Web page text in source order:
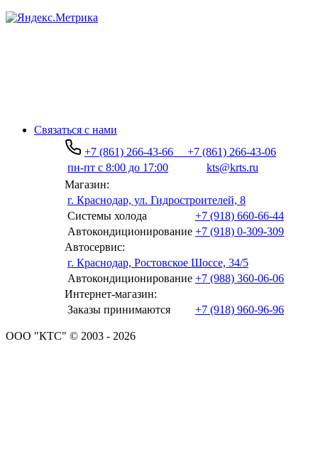
Связаться с нами
+7 (861) 266-43-66
+7 (861) 266-43-06
пн-пт с 8:00 до 17:00
kts@krts.ru
Магазин:
г. Краснодар, ул. Гидростроителей, 8
Системы холода
+7 (918) 660-66-44
Автокондиционирование +7 (918) 0-309-309
Автосервис:
г. Краснодар, Ростовское Шоссе, 34/5
Автокондиционирование +7 (988) 360-06-06
Интернет-магазин:
Заказы принимаются
+7 (918) 960-96-96
ООО "КТС" © 2003 - 2026